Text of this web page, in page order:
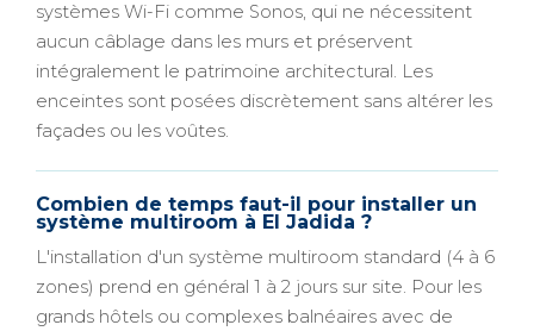
systèmes Wi-Fi comme Sonos, qui ne nécessitent
aucun câblage dans les murs et préservent
intégralement le patrimoine architectural. Les
enceintes sont posées discrètement sans altérer les
façades ou les voûtes.
Combien de temps faut-il pour installer un
système multiroom à El Jadida ?
L'installation d'un système multiroom standard (4 à 6
zones) prend en général 1 à 2 jours sur site. Pour les
grands hôtels ou complexes balnéaires avec de